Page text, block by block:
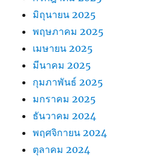
มิถุนายน 2025
พฤษภาคม 2025
เมษายน 2025
มีนาคม 2025
กุมภาพันธ์ 2025
มกราคม 2025
ธันวาคม 2024
พฤศจิกายน 2024
ตุลาคม 2024